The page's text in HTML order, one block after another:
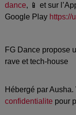
dance, 📱 et sur
Google Play https://
FG Dance propose
rave et tech-house
Hébergé par Ausha.
confidentialite pour